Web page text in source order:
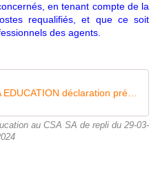
en tenant compte de la
requalifiés, et que ce soit
des agents.
au CSA SA de repli du 29-03-